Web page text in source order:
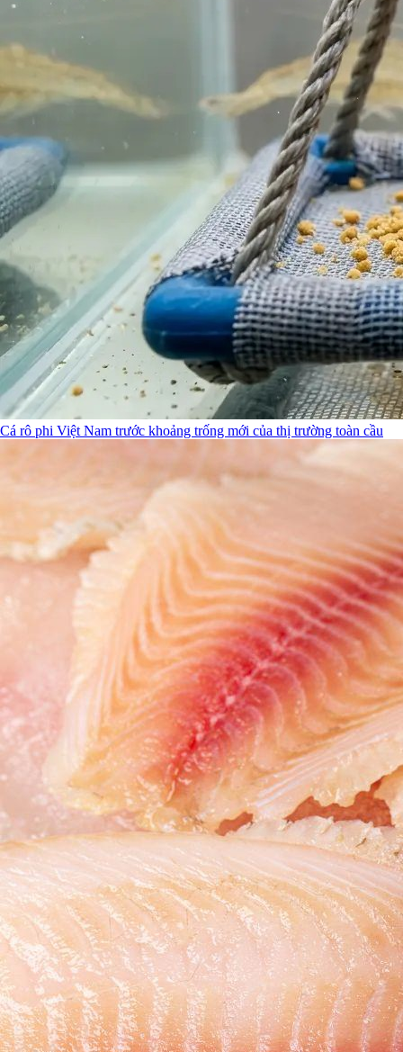
Cá rô phi Việt Nam trước khoảng trống mới của thị trường toàn cầu